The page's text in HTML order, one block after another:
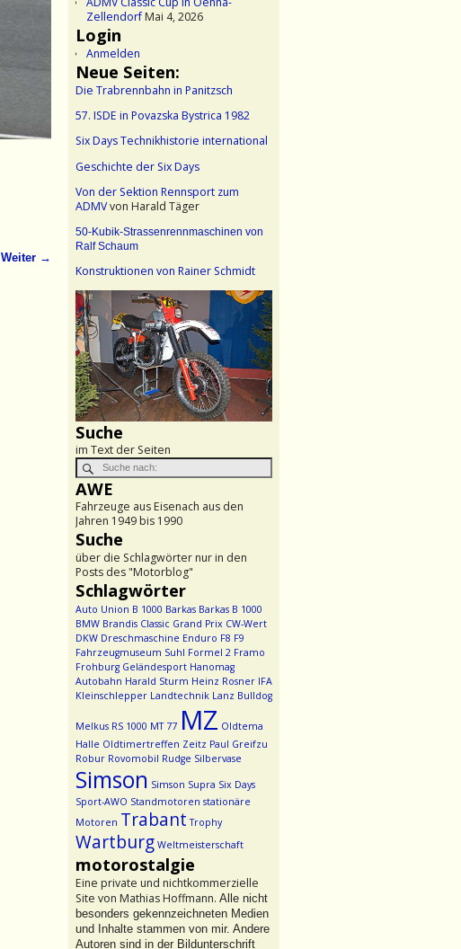
Weiter →
ZellendorfMai 4, 2026
Login
Anmelden
Neue Seiten:
Die Trabrennbahn in Panitzsch
57. ISDE in Povazska Bystrica 1982
Six Days Technikhistorie international
Geschichte der Six Days
Von der Sektion Rennsport zum
ADMVvon Harald Täger
50-Kubik-Strassenrennmaschinen von
Ralf Schaum
Konstruktionen von Rainer Schmidt
Suche
im Text der Seiten
AWE
Fahrzeuge aus Eisenach aus den
Jahren 1949 bis 1990
Suche
über die Schlagwörter nur in den
Posts des "Motorblog"
Schlagwörter
Auto Union B 1000 Barkas Barkas B 1000
BMW Brandis Classic Grand Prix CW-Wert
DKW Dreschmaschine Enduro F8 F9
Fahrzeugmuseum Suhl Formel 2 Framo
Frohburg Geländesport Hanomag
Autobahn Harald Sturm Heinz Rosner IFA
Kleinschlepper Landtechnik Lanz Bulldog
Melkus RS 1000 MT 77 MZ Oldtema
Halle Oldtimertreffen Zeitz Paul Greifzu
Robur Rovomobil Rudge Silbervase
Simson Simson Supra Six Days
Sport-AWO Standmotoren stationäre
Motoren Trabant Trophy
Wartburg Weltmeisterschaft
motorostalgie
Eine private und nichtkommerzielle
Site von Mathias Hoffmann. Alle nicht
besonders gekennzeichneten Medien
und Inhalte stammen von mir. Andere
Autoren sind in der Bildunterschrift